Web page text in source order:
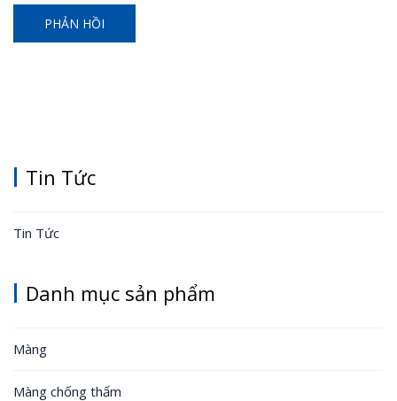
Tin Tức
Tin Tức
Danh mục sản phẩm
Màng
Màng chống thấm